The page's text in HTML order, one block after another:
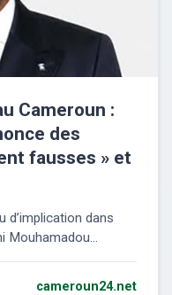
Cameroun :
des
fausses » et
d’implication dans
cameroun24.net